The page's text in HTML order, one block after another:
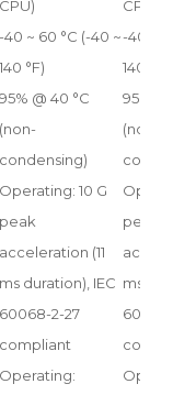
CPU) CPU)
-40 ~ 60 °C (-40 ~
140 °F)
-40 ~
140 °F)
95% @ 40 °C
(non-
condensing)
95%
(non-
Operating: 10 G
peak
acceleration (11
ms duration), IEC
60068-2-27
compliant
peak
ms
Operating: